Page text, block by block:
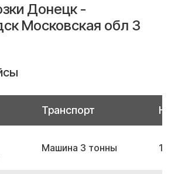
Донецк -
Московская обл 3
Транспорт
Машина 3 тонны